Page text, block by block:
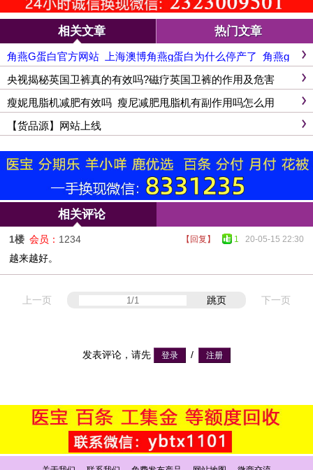
相关文章 热门文章
角燕G蛋白官方网站_上海澳博角燕g蛋白为什么停产了_角燕g
蛋白胶囊官网
央视揭秘英国卫裤真的有效吗?磁疗英国卫裤的作用及危害
瘦妮甩脂机减肥有效吗_瘦尼减肥甩脂机有副作用吗怎么用
【货品源】网站上线
相关评论
【回复】 1 20-05-15 22:30
1楼 会员： 1234
越来越好。
上一页 跳页 下一页
发表评论，请先 /